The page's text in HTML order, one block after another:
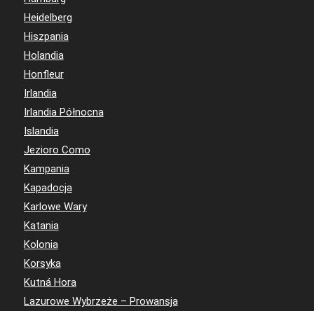
Heidelberg
Hiszpania
Holandia
Honfleur
Irlandia
Irlandia Północna
Islandia
Jezioro Como
Kampania
Kapadocja
Karlowe Wary
Katania
Kolonia
Korsyka
Kutná Hora
Lazurowe Wybrzeże – Prowansja